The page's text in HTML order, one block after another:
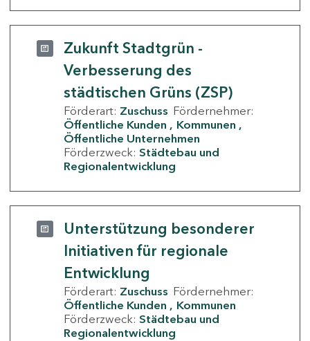
Zukunft Stadtgrün -
Verbesserung des
städtischen Grüns (ZSP)
Förderart: Zuschuss Fördernehmer:
Öffentliche Kunden
Kommunen
Öffentliche Unternehmen
Förderzweck: Städtebau und
Regionalentwicklung
Unterstützung besonderer
Initiativen für regionale
Entwicklung
Förderart: Zuschuss Fördernehmer:
Öffentliche Kunden
Kommunen
Förderzweck: Städtebau und
Regionalentwicklung